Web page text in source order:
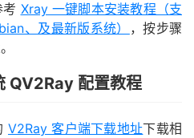
Xray 一键脚本安装教程（支
、及最新版系统）
，按步骤
QV2Ray 配置教程
V2Ray 客户端下载地址下载相